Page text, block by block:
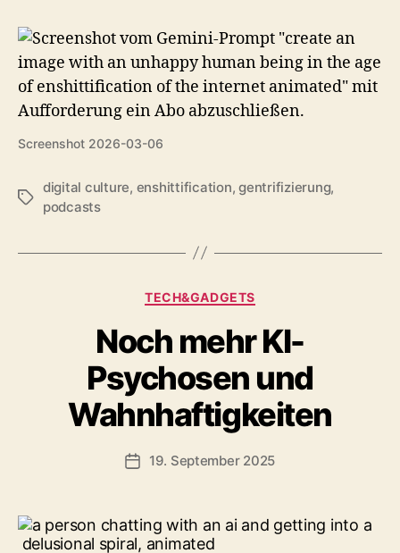
Screenshot 2026-03-06
Schlagwörter
digital culture, enshittification,gentrifizierung,
podcasts
Kategorien
TECH&GADGETS
Noch mehr KI-
Psychosen und
Wahnhaftigkeiten
Veröffentlichungsdatum
19. September 2025